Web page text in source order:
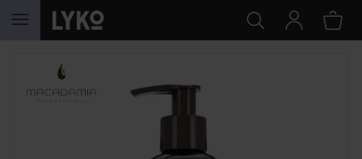
HOPPA TILL INNEHÅLLET